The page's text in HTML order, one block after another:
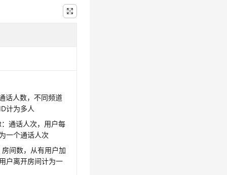
话人数，不同频道
计为多人
通话人次，用户每
一个通话人次
间数，从有用户加
户离开房间计为一